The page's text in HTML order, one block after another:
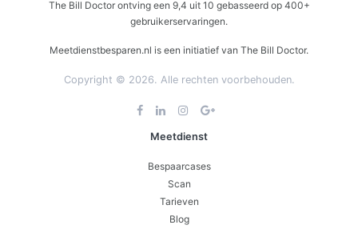
The Bill Doctorontving een 9,4 uit 10 gebasseerd op 400+
gebruikerservaringen.
Meetdienstbesparen.nl is een initiatief van The Bill Doctor.
Copyright © 2026. Alle rechten voorbehouden.
Meetdienst
Bespaarcases
Scan
Tarieven
Blog